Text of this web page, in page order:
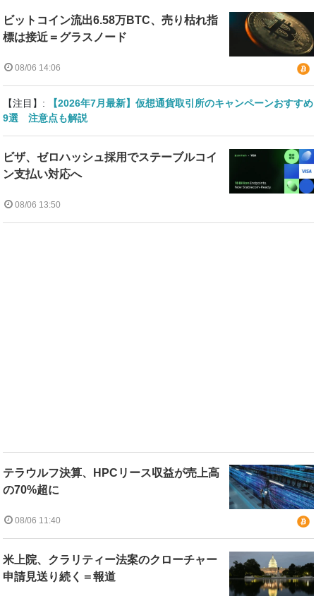
ビットコイン流出6.58万BTC、売り枯れ指
標は接近＝グラスノード
08/06 14:06
【注目】:
【2026年7月最新】仮想通貨取引所のキャンペーンおすすめ
9選 注意点も解説
ビザ、ゼロハッシュ採用でステーブルコイ
ン支払い対応へ
08/06 13:50
テラウルフ決算、HPCリース収益が売上高
の70%超に
08/06 11:40
米上院、クラリティー法案のクローチャー
申請見送り続く＝報道